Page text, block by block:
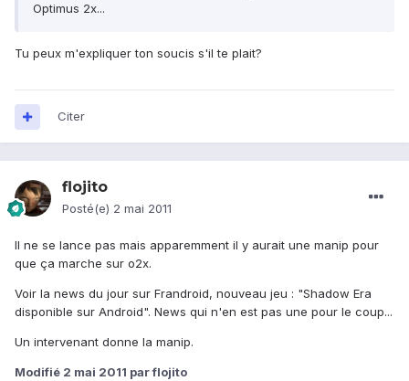
Optimus 2x...
Tu peux m'expliquer ton soucis s'il te plait?
Citer
flojito
Posté(e) 2 mai 2011
Il ne se lance pas mais apparemment il y aurait une manip pour
que ça marche sur o2x.
Voir la news du jour sur Frandroid, nouveau jeu : "Shadow Era
disponible sur Android". News qui n'en est pas une pour le coup...
Un intervenant donne la manip.
Modifié 2 mai 2011 par flojito